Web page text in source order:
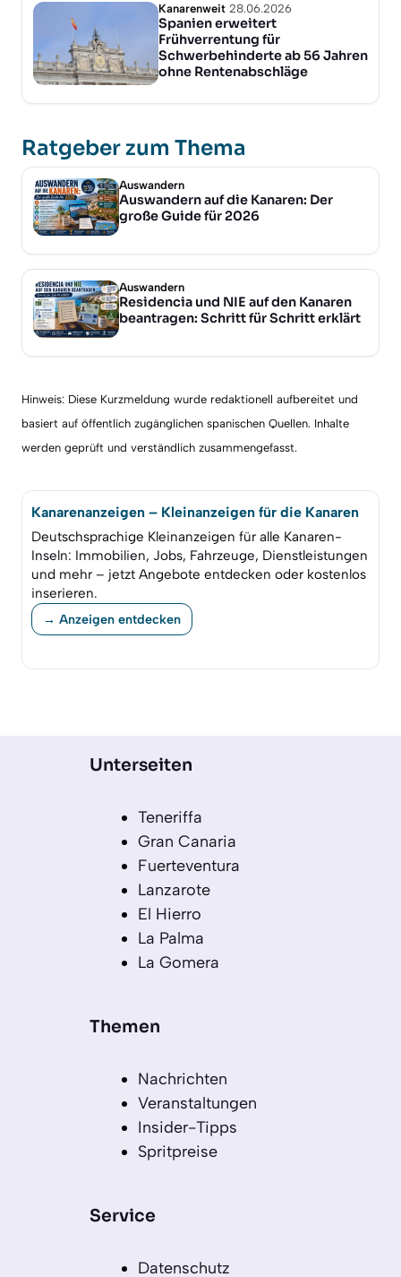
Kanarenweit 28.06.2026
Spanien erweitert
Frühverrentung für
Schwerbehinderte ab 56 Jahren
ohne Rentenabschläge
Ratgeber zum Thema
Auswandern
Auswandern auf die Kanaren: Der
große Guide für 2026
Auswandern
Residencia und NIE auf den Kanaren
beantragen: Schritt für Schritt erklärt
Hinweis: Diese Kurzmeldung wurde redaktionell aufbereitet und
basiert auf öffentlich zugänglichen spanischen Quellen. Inhalte
werden geprüft und verständlich zusammengefasst.
Kanarenanzeigen – Kleinanzeigen für die Kanaren
Deutschsprachige Kleinanzeigen für alle Kanaren-
Inseln: Immobilien, Jobs, Fahrzeuge, Dienstleistungen
und mehr – jetzt Angebote entdecken oder kostenlos
inserieren.
→ Anzeigen entdecken
Unterseiten
Teneriffa
Gran Canaria
Fuerteventura
Lanzarote
El Hierro
La Palma
La Gomera
Themen
Nachrichten
Veranstaltungen
Insider-Tipps
Spritpreise
Service
Datenschutz